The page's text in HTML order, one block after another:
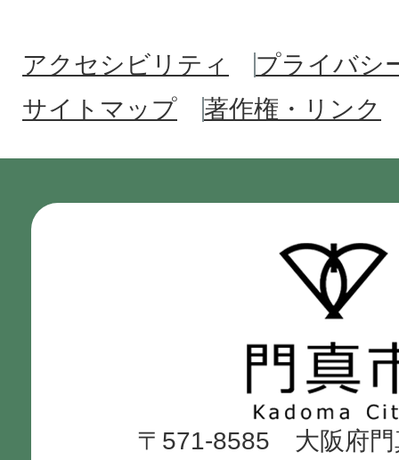
アクセシビリティ
プライバシ
サイトマップ
著作権・リンク
市
Kadoma
City
〒571-8585 大阪府門